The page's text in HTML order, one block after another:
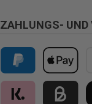
ZAHLUNGS- UND
PayPal Apple Pay